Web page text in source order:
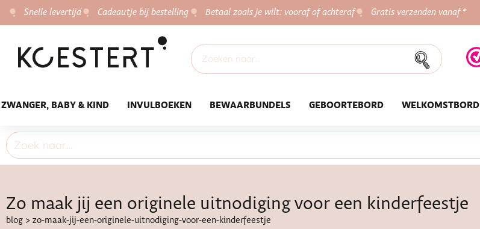
Snelle levertijd Cadeautje bij bestelling Betaal zoals je wilt: vooraf of achteraf Gratis verzenden vanaf *
ZWANGER, BABY & KIND INVULBOEKEN BEWAARBUNDELS GEBOORTEBORD WELKOMSTBORD
Zo maak jij een originele uitnodiging voor een kinderfeestje
blog > zo-maak-jij-een-originele-uitnodiging-voor-een-kinderfeestje